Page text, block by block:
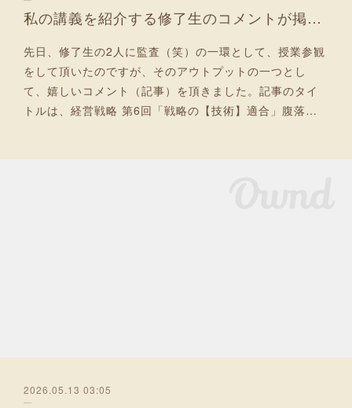
私の講義を紹介する修了生のコメントが掲載されました
先日、修了生の2人に監査（笑）の一環として、授業参観
をして頂いたのですが、そのアウトプットの一つとし
て、嬉しいコメント（記事）を頂きました。記事のタイ
トルは、経営戦略 第6回「戦略の【技術】適合」腹落…
2026.05.13 03:05